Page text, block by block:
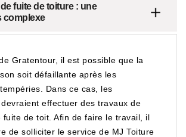
fuite de toiture : une
complexe
Gratentour, il est possible que la
soit défaillante après les
Dans ce cas, les
effectuer des travaux de
fuite de toit. Afin de faire le travail, il
de solliciter le service de MJ Toiture